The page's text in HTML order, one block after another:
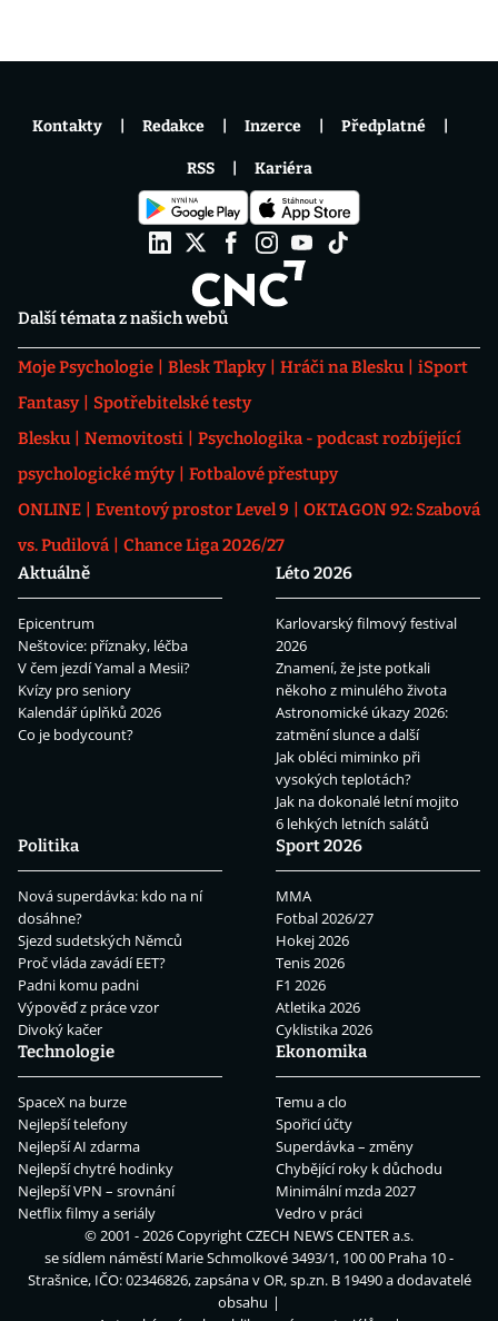
Další témata z našich webů
Moje Psychologie Blesk Tlapky Hráči na Blesku
iSport
Fantasy
Spotřebitelské testy
Blesku
Nemovitosti
Psychologika - podcast rozbíjející
psychologické mýty
Fotbalové přestupy
ONLINE
Eventový prostor Level 9
OKTAGON 92: Szabová
vs. Pudilová
Chance Liga 2026/27
Aktuálně
Epicentrum
Neštovice: příznaky, léčba
V čem jezdí Yamal a Mesii?
Kvízy pro seniory
Kalendář úplňků 2026
Co je bodycount?
Léto 2026
Karlovarský filmový festival
2026
Znamení, že jste potkali
někoho z minulého života
Astronomické úkazy 2026:
zatmění slunce a další
Jak obléci miminko při
vysokých teplotách?
Jak na dokonalé letní mojito
6 lehkých letních salátů
Politika
Nová superdávka: kdo na ní
dosáhne?
Sjezd sudetských Němců
Proč vláda zavádí EET?
Padni komu padni
Výpověď z práce vzor
Divoký kačer
Sport 2026
MMA
Fotbal 2026/27
Hokej 2026
Tenis 2026
F1 2026
Atletika 2026
Cyklistika 2026
Technologie
SpaceX na burze
Nejlepší telefony
Nejlepší AI zdarma
Nejlepší chytré hodinky
Nejlepší VPN – srovnání
Netflix filmy a seriály
Ekonomika
Temu a clo
Spořicí účty
Superdávka – změny
Chybějící roky k důchodu
Minimální mzda 2027
Vedro v práci
Kontakty Redakce Inzerce Předplatné
RSS Kariéra
© 2001 - 2026 CopyrightCZECH NEWS CENTER a.s.
se sídlem náměstí Marie Schmolkové 3493/1, 100 00 Praha 10 -
Strašnice, IČO: 02346826, zapsána v OR, sp.zn. B 19490 a dodavatelé
obsahu